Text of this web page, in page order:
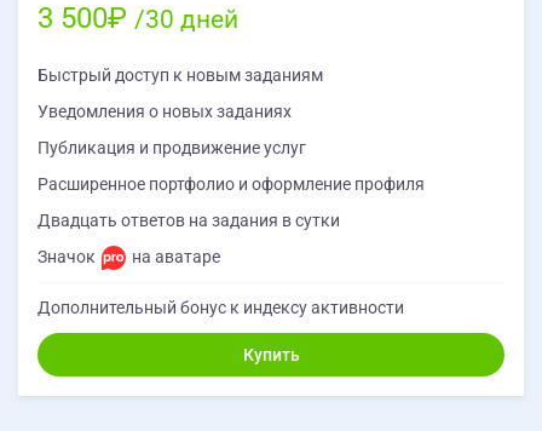
3 500₽ /30 дней
Быстрый доступ к новым заданиям
Уведомления о новых заданиях
Публикация и продвижение услуг
Расширенное портфолио и оформление профиля
Двадцать ответов на задания в сутки
Значок
на аватаре
Дополнительный бонус к индексу активности
Купить